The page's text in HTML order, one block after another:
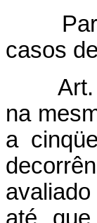
casos
Art.
na
a